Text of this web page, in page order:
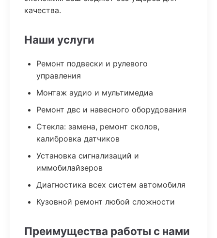
качества.
Наши услуги
Ремонт подвески и рулевого
управления
Монтаж аудио и мультимедиа
Ремонт двс и навесного оборудования
Стекла: замена, ремонт сколов,
калибровка датчиков
Установка сигнализаций и
иммобилайзеров
Диагностика всех систем автомобиля
Кузовной ремонт любой сложности
Преимущества работы с нами